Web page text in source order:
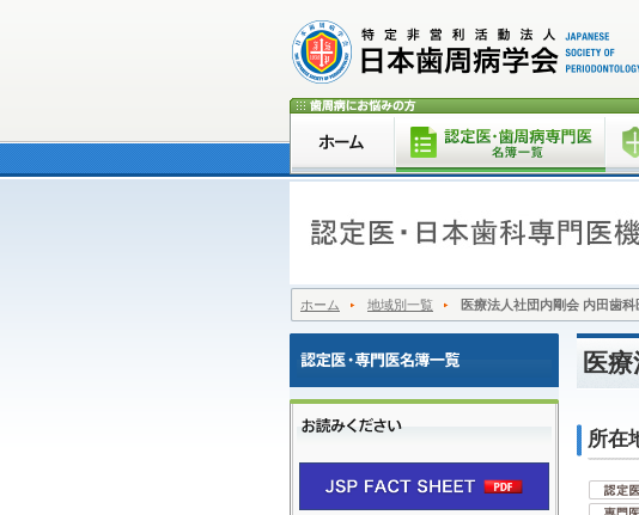
ホーム 地域別一覧 医療法人社団内剛会 内田歯科
医
所在